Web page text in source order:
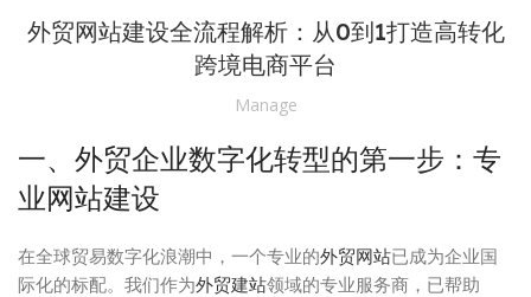
外贸网站建设全流程解析：从0到1打造高转化
跨境电商平台
Manage
一、外贸企业数字化转型的第一步：专
业网站建设
在全球贸易数字化浪潮中，一个专业的外贸网站已成为企业国
际化的标配。我们作为外贸建站领域的专业服务商，已帮助